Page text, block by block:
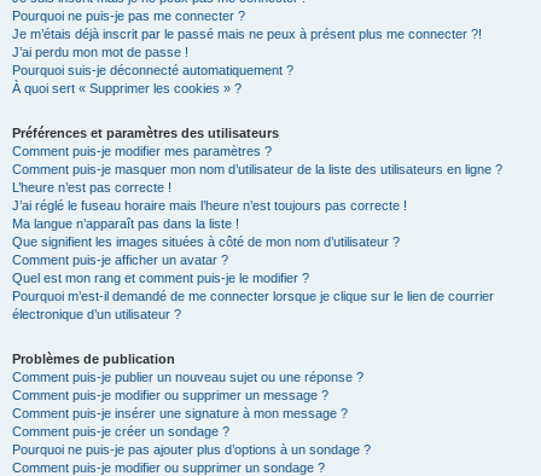
Pourquoi ne puis-je pas me connecter ?
Je m’étais déjà inscrit par le passé mais ne peux à présent plus me connecter ?!
J’ai perdu mon mot de passe !
Pourquoi suis-je déconnecté automatiquement ?
À quoi sert « Supprimer les cookies » ?
Préférences et paramètres des utilisateurs
Comment puis-je modifier mes paramètres ?
Comment puis-je masquer mon nom d’utilisateur de la liste des utilisateurs en ligne ?
L’heure n’est pas correcte !
J’ai réglé le fuseau horaire mais l’heure n’est toujours pas correcte !
Ma langue n’apparaît pas dans la liste !
Que signifient les images situées à côté de mon nom d’utilisateur ?
Comment puis-je afficher un avatar ?
Quel est mon rang et comment puis-je le modifier ?
Pourquoi m’est-il demandé de me connecter lorsque je clique sur le lien de courrier
électronique d’un utilisateur ?
Problèmes de publication
Comment puis-je publier un nouveau sujet ou une réponse ?
Comment puis-je modifier ou supprimer un message ?
Comment puis-je insérer une signature à mon message ?
Comment puis-je créer un sondage ?
Pourquoi ne puis-je pas ajouter plus d’options à un sondage ?
Comment puis-je modifier ou supprimer un sondage ?